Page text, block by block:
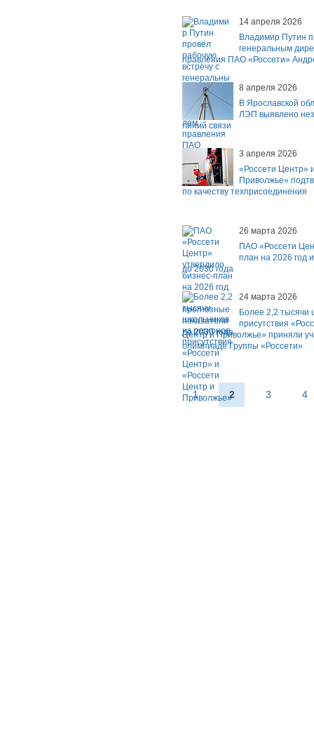
14 апреля 2026
Владимир Путин
генеральным
правления ПАО «Россети»
8 апреля 2026
В Ярославской
ЛЭП выявлено
линий связи
3 апреля 2026
«Россети Центр»
Приволжье»
по качеству техприсоединения
26 марта 2026
ПАО «Россети
план на 2026 год
до 2030 года
24 марта 2026
Более 2,2 тысячи
присутствия
Центр и Приволжье» приняли
олимпиаде Группы «Россети»
1 2 3 4